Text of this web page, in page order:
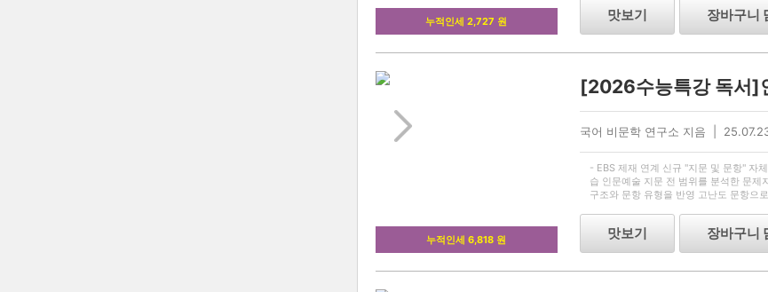
누적인세 2,727 원 맛보기 장바구니
누적인세 6,818 원
국어 비문학 연구소 지음 |
- EBS 제재 연계 신규 "지문 및 문항" 자
습 인문예술 지문 전 범위를 분석한 문제
구조와 문항 유형을 반영 고난도 문항으
맛보기 장바구니